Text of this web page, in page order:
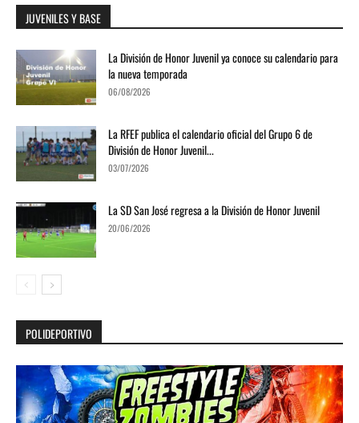
JUVENILES Y BASE
La División de Honor Juvenil ya conoce su calendario para
la nueva temporada
06/08/2026
La RFEF publica el calendario oficial del Grupo 6 de
División de Honor Juvenil...
03/07/2026
La SD San José regresa a la División de Honor Juvenil
20/06/2026
POLIDEPORTIVO